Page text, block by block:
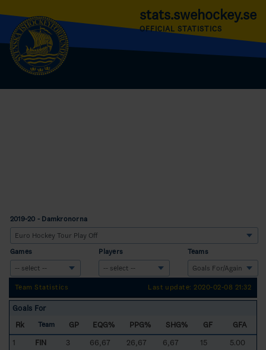
stats.swehockey.se
OFFICIAL STATISTICS
2019-20 - Damkronorna
Games Players Teams
Team Statistics Last update: 2020-02-08 21:32
Goals For
Rk
Team GP EQG% PPG% SHG% GF
GFA
1
FIN 3 66,67 26,67 6,67 15
5.00